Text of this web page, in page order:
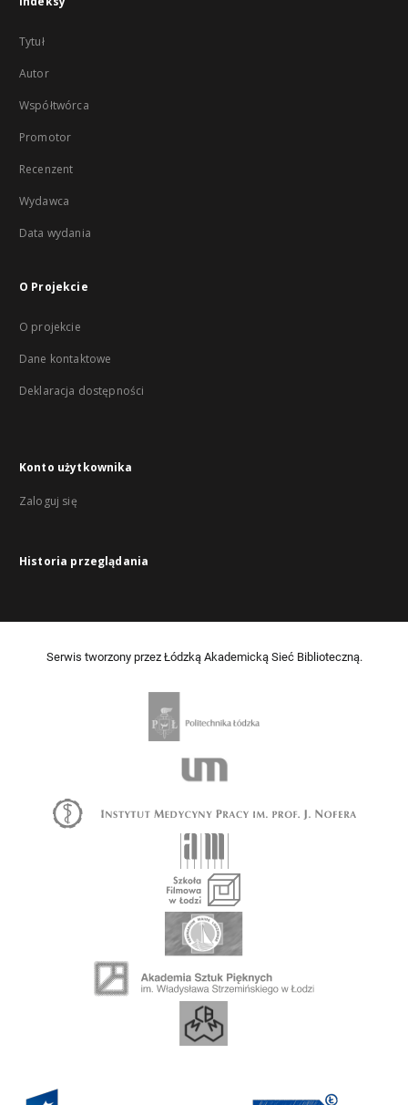
Tytuł
Autor
Współtwórca
Promotor
Recenzent
Wydawca
Data wydania
O Projekcie
O projekcie
Dane kontaktowe
Deklaracja dostępności
Konto użytkownika
Zaloguj się
Historia przeglądania
Serwis tworzony przez Łódzką Akademicką Sieć Biblioteczną.